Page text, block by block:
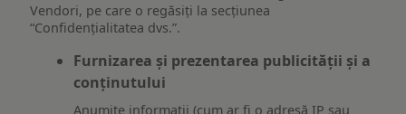
Vendori, pe care o regăsiți la secțiunea
“Confidențialitatea dvs.”.
Furnizarea și prezentarea publicității și a
conținutului
Anumite informații (cum ar fi o adresă IP sau